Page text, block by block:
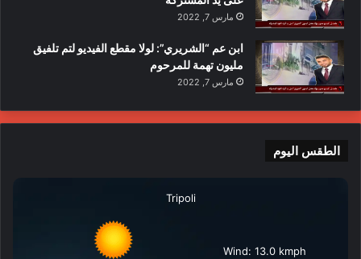
مارس 7, 2022
ابن عم “الشريري”: لولا مقطع الفيديو لتم تلفيق
مليون تهمة للمرحوم
مارس 7, 2022
الطقس اليوم
Tripoli
Wind: 13.0 kmph